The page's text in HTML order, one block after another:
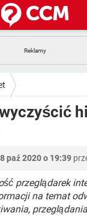
NETFLIX
WHATSAPP
FACEBOOK
FACEBOOK
TIKTOK
WHATSAPP
NETFLIX
TIKTOK
WHATSAPP
paź 2020 o 19:39
przeglądarek
na temat